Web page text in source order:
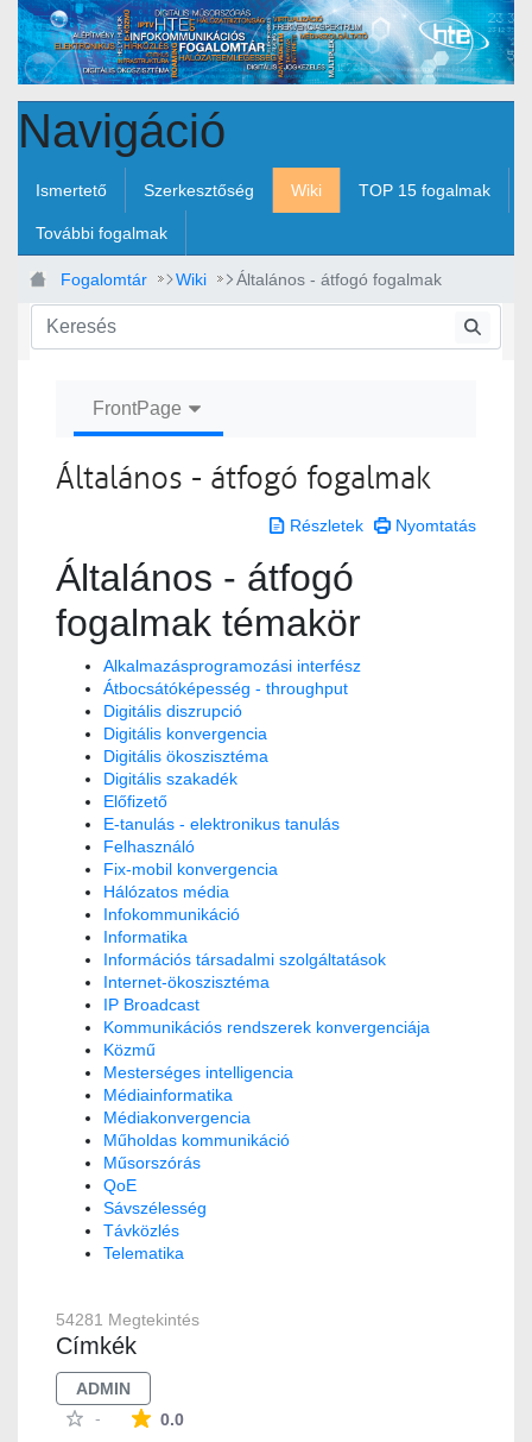
Ugrás a fő tartalomhoz
Navigáció
Ismertető Szerkesztőség Wiki TOP 15 fogalmak
További fogalmak
Fogalomtár Wiki Általános - átfogó fogalmak
FrontPage
Általános - átfogó fogalmak
Részletek Nyomtatás
Általános - átfogó
fogalmak témakör
Alkalmazásprogramozási interfész
Átbocsátóképesség - throughput
Digitális diszrupció
Digitális konvergencia
Digitális ökoszisztéma
Digitális szakadék
Előfizető
E-tanulás - elektronikus tanulás
Felhasználó
Fix-mobil konvergencia
Hálózatos média
Infokommunikáció
Informatika
Információs társadalmi szolgáltatások
Internet-ökoszisztéma
IP Broadcast
Kommunikációs rendszerek konvergenciája
Közmű
Mesterséges intelligencia
Médiainformatika
Médiakonvergencia
Műholdas kommunikáció
Műsorszórás
QoE
Sávszélesség
Távközlés
Telematika
54281 Megtekintés
Címkék
ADMIN
-
0.0Az átlagos minősítés 0 csillag a lehetséges 5-